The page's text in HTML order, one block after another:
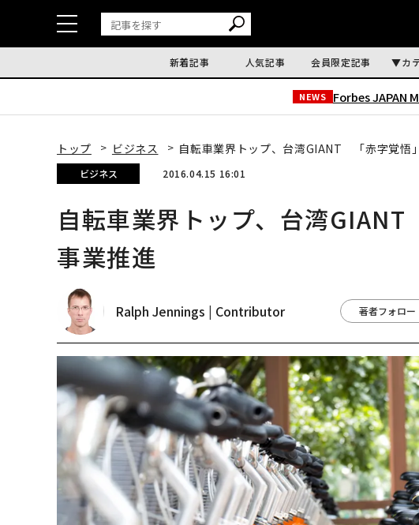
新着記事 人気記事 会員限定記事 カ
NEWS Forbes JAPAN
トップ ビジネス 自転車業界トップ、台湾GIANT 「赤字覚悟
ビジネス 2016.04.15 16:01
自転車業界トップ、台湾
事業推進
Ralph Jennings | Contributor 著者フォロー